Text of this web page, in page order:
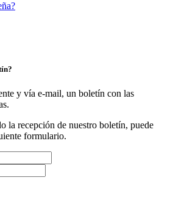
y vía e-mail, un boletín con las
la recepción de nuestro boletín, puede
formulario.